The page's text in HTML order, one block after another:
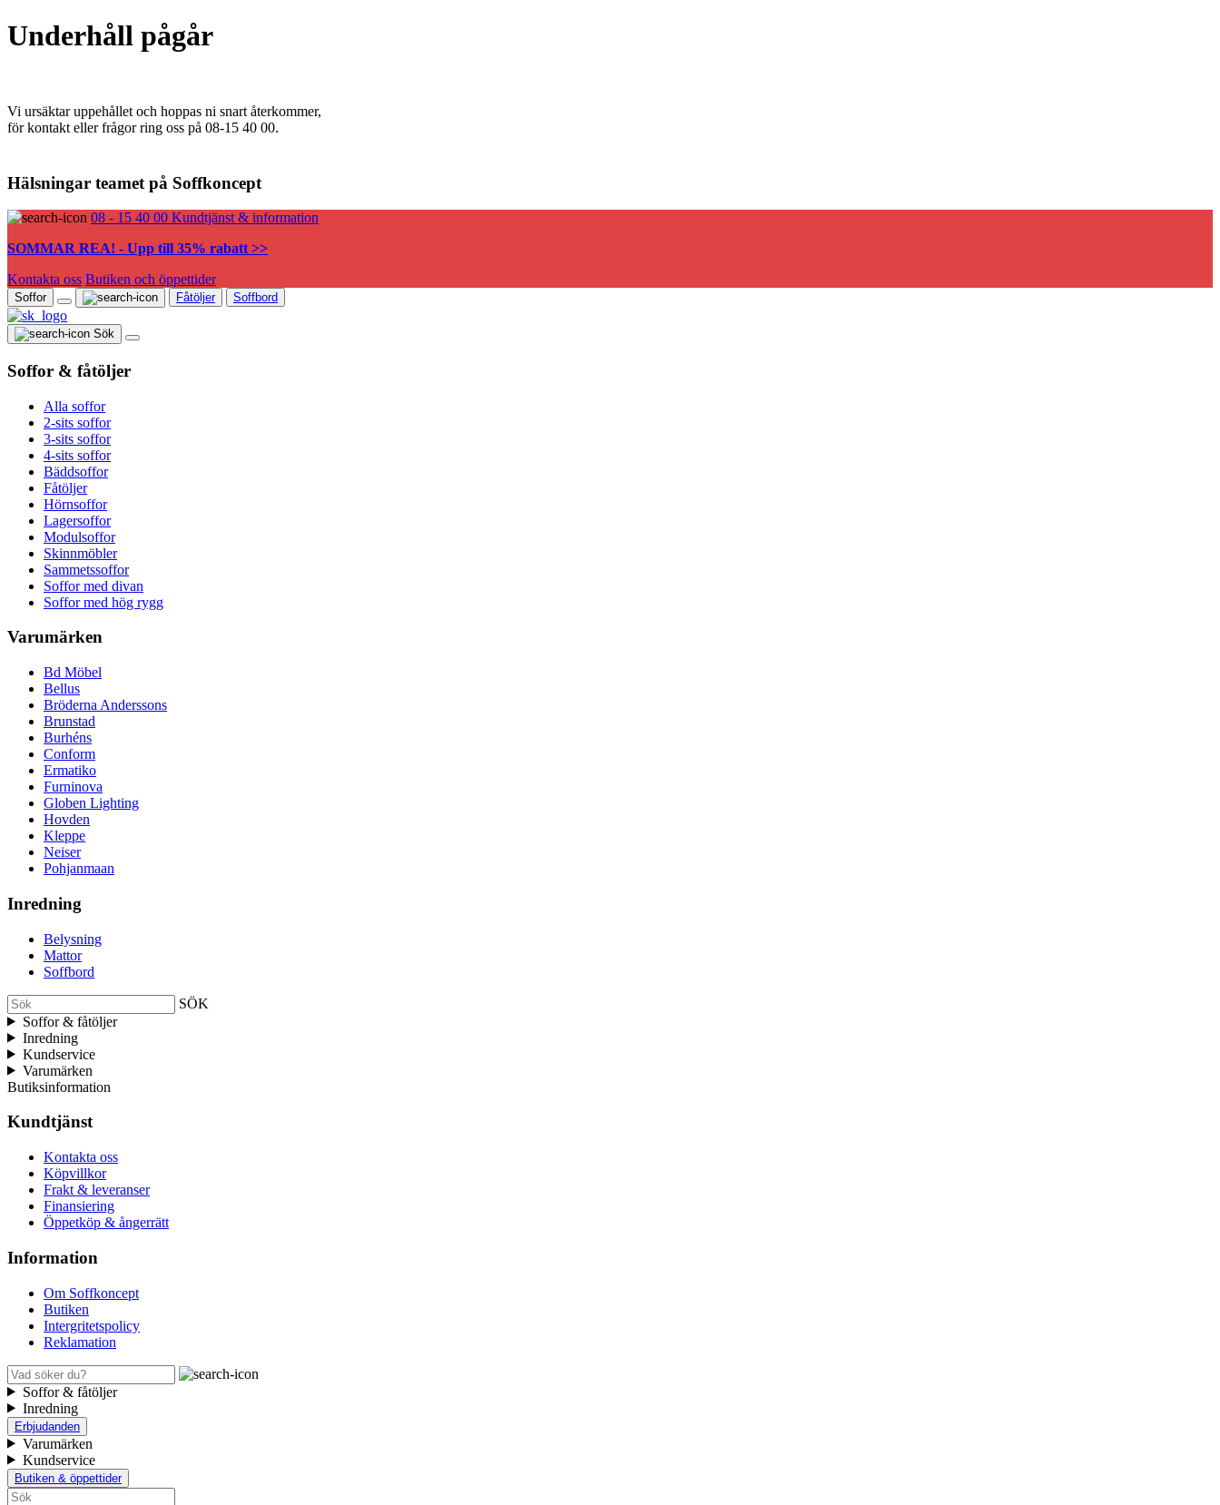
Underhåll pågår
Vi ursäktar uppehållet och hoppas ni snart återkommer,
för kontakt eller frågor ring oss på 08-15 40 00.
Hälsningar teamet på Soffkoncept
08 - 15 40 00 Kundtjänst & information
SOMMAR REA! - Upp till 35% rabatt >>
Kontakta oss Butiken och öppettider
Soffor Fåtöljer Soffbord
Sök
Soffor & fåtöljer
Alla soffor
2-sits soffor
3-sits soffor
4-sits soffor
Bäddsoffor
Fåtöljer
Hörnsoffor
Lagersoffor
Modulsoffor
Skinnmöbler
Sammetssoffor
Soffor med divan
Soffor med hög rygg
Varumärken
Bd Möbel
Bellus
Bröderna Anderssons
Brunstad
Burhéns
Conform
Ermatiko
Furninova
Globen Lighting
Hovden
Kleppe
Neiser
Pohjanmaan
Inredning
Belysning
Mattor
Soffbord
SÖK
Soffor & fåtöljer
Inredning
Kundservice
Varumärken
Butiksinformation
Kundtjänst
Kontakta oss
Köpvillkor
Frakt & leveranser
Finansiering
Öppetköp & ångerrätt
Information
Om Soffkoncept
Butiken
Intergritetspolicy
Reklamation
Soffor & fåtöljer
Inredning
Erbjudanden
Varumärken
Kundservice
Butiken & öppettider